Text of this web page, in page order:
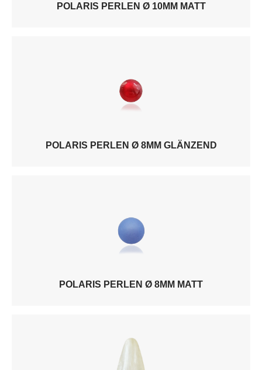
POLARIS PERLEN Ø 10MM MATT
POLARIS PERLEN Ø 8MM GLÄNZEND
POLARIS PERLEN Ø 8MM MATT